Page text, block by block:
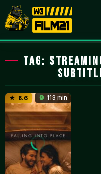
Loncat
ke
konten
Tag:
6.6 113 min